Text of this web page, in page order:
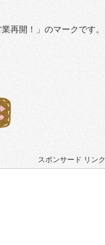
再開！」のマークです。
スポンサード リンク